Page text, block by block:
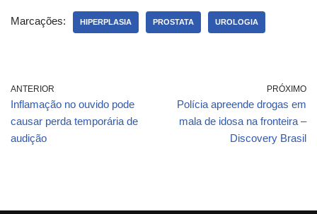
Marcações: HIPERPLASIA PROSTATA UROLOGIA
ANTERIOR
Inflamação no ouvido pode
causar perda temporária de
audição
PRÓXIMO
Polícia apreende drogas em
mala de idosa na fronteira –
Discovery Brasil